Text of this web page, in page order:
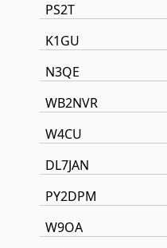
PS2T
K1GU
N3QE
WB2NVR
W4CU
DL7JAN
PY2DPM
W9OA